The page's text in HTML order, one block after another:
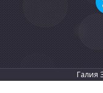
Галия